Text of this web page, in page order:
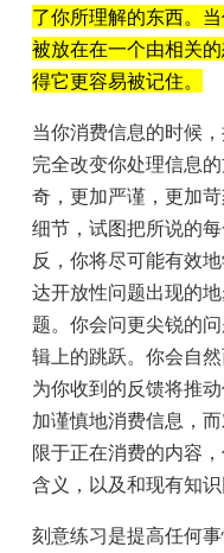
了你所理解的东西。
被放在在一个由相关
得它更容易被记住。
当你消费信息的时候
完全改变你处理信息
奇，更加严谨，更加
细节，试图把所说的
反，你将尽可能有效
达开放性问题出现的
题。你会问更尖锐的
辑上的跳跃。你会自
为你收到的反馈将推
加谨慎地消费信息，
限于正在消费的内容
含义，以及和现有知识
刻意练习是提高任何